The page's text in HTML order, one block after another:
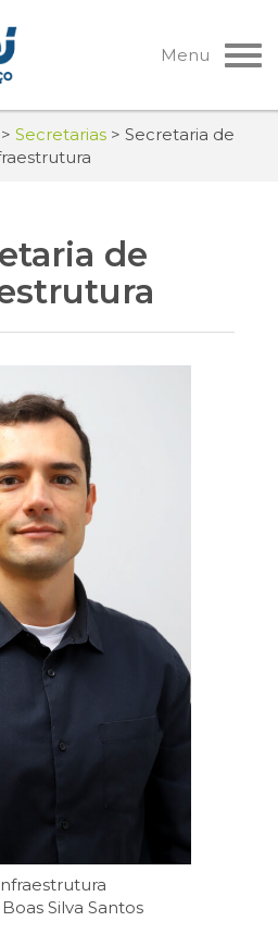
Menu
> Secretarias > Secretaria de
de
Silva Santos